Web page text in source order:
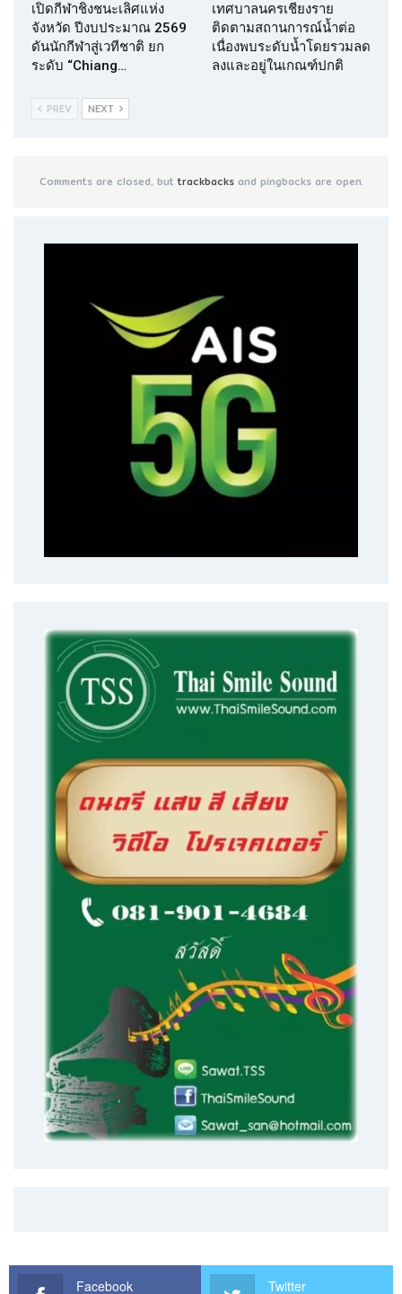
เปิดกีฬาชิงชนะเลิศแห่ง
จังหวัด ปีงบประมาณ 2569
ดันนักกีฬาสู่เวทีชาติ ยก
ระดับ “Chiang…
เทศบาลนครเชียงราย
ติดตามสถานการณ์น้ำต่อ
เนื่องพบระดับน้ำโดยรวมลด
ลงและอยู่ในเกณฑ์ปกติ
PREV NEXT
Comments are closed, buttrackbacksand pingbacks are open.
Facebook Twitter